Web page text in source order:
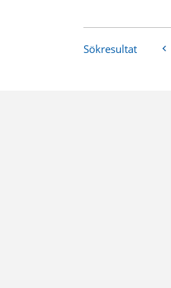
Sökresultat